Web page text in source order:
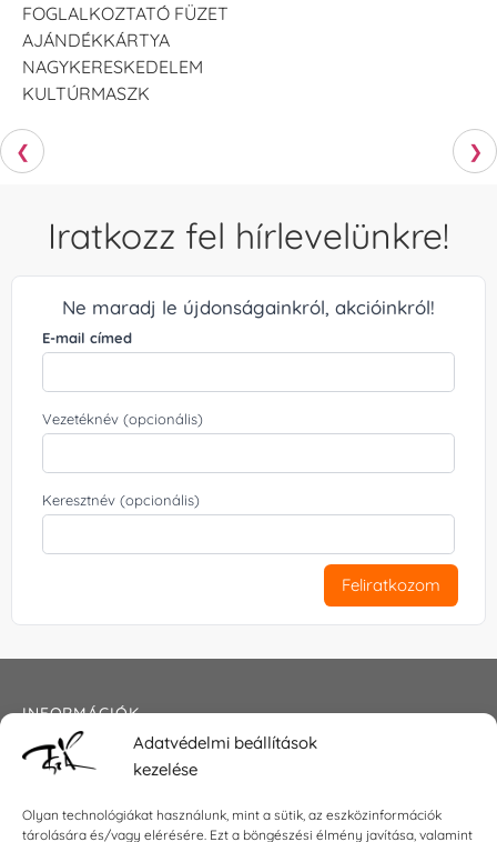
Adatvédelmi beállítások
kezelése
Olyan technológiákat használunk, mint a sütik, az eszközinformációk
tárolására és/vagy elérésére. Ezt a böngészési élmény javítása, valamint
FOGLALKOZTATÓ FÜZET
AJÁNDÉKKÁRTYA
NAGYKERESKEDELEM
KULTÚRMASZK
❮ ❯
Iratkozz fel hírlevelünkre!
Ne maradj le újdonságainkról, akcióinkról!
E-mail címed
Vezetéknév (opcionális)
Keresztnév (opcionális)
Feliratkozom
INFORMÁCIÓK
Általános szerződési feltételek
Impresszum